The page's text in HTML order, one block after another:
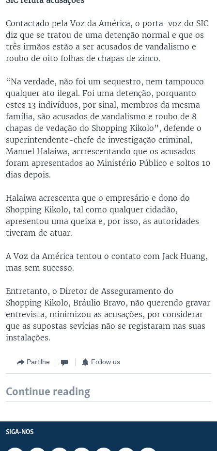
Contactado pela Voz da América, o porta-voz do SIC
diz que se tratou de uma detenção normal e que os
três irmãos estão a ser acusados de vandalismo e
roubo de oito folhas de chapas de zinco.
“Na verdade, não foi um sequestro, nem tampouco
qualquer ato ilegal. Foi uma detenção, porquanto
estes 13 indivíduos, por sinal, membros da mesma
família, são acusados de vandalismo e roubo de 8
chapas de vedação do Shopping Kikolo”, defende o
superintendente-chefe de investigação criminal,
Manuel Halaiwa, acrrescentando que os acusados
foram apresentados ao Ministério Público e soltos 10
dias depois.
Halaiwa acrescenta que o empresário e dono do
Shopping Kikolo, tal como qualquer cidadão,
apresentou uma queixa e, por isso, as autoridades
tiveram de atuar.
A Voz da América tentou o contato com Jack Huang,
mas sem sucesso.
Entretanto, o Diretor de Asseguramento do
Shopping Kikolo, Bráulio Bravo, não querendo gravar
entrevista, minimizou as acusações, por considerar
que as supostas sevícias não se registaram nas suas
instalações.
Partilhe Follow us
Continue reading
SIGA-NOS